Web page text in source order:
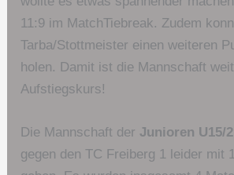
11:9 im MatchTiebreak. Zudem
Tarba/Stottmeister einen weiteren
holen. Damit ist die Mannschaft
Aufstiegskurs!
Die Mannschaft der Junioren U15/2
gegen den TC Freiberg 1 leider mit